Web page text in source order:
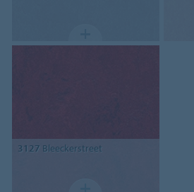
3127 Bleeckerstreet